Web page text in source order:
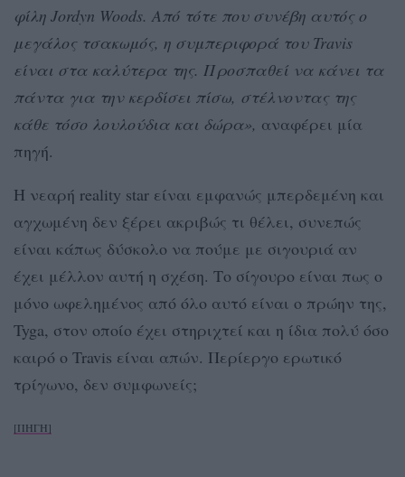
φίλη Jordyn Woods. Από τότε που συνέβη αυτός ο
μεγάλος τσακωμός, η συμπεριφορά του Travis
είναι στα καλύτερα της. Προσπαθεί να κάνει τα
πάντα για την κερδίσει πίσω, στέλνοντας της
κάθε τόσο λουλούδια και δώρα», αναφέρει μία
πηγή.
Η νεαρή reality star είναι εμφανώς μπερδεμένη και
αγχωμένη δεν ξέρει ακριβώς τι θέλει, συνεπώς
είναι κάπως δύσκολο να πούμε με σιγουριά αν
έχει μέλλον αυτή η σχέση. Το σίγουρο είναι πως ο
μόνο ωφελημένος από όλο αυτό είναι ο πρώην της,
Tyga, στον οποίο έχει στηριχτεί και η ίδια πολύ όσο
καιρό ο Travis είναι απών. Περίεργο ερωτικό
τρίγωνο, δεν συμφωνείς;
[ΠΗΓΗ]